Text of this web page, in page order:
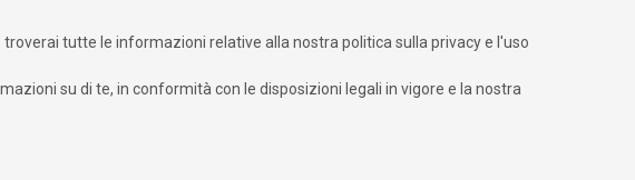
tutte le informazioni relative alla nostra politica sulla privacy e l'uso
su di te, in conformità con le disposizioni legali in vigore e la nostra